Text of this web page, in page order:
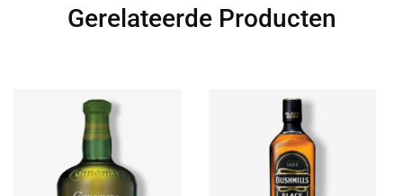
Gerelateerde Producten